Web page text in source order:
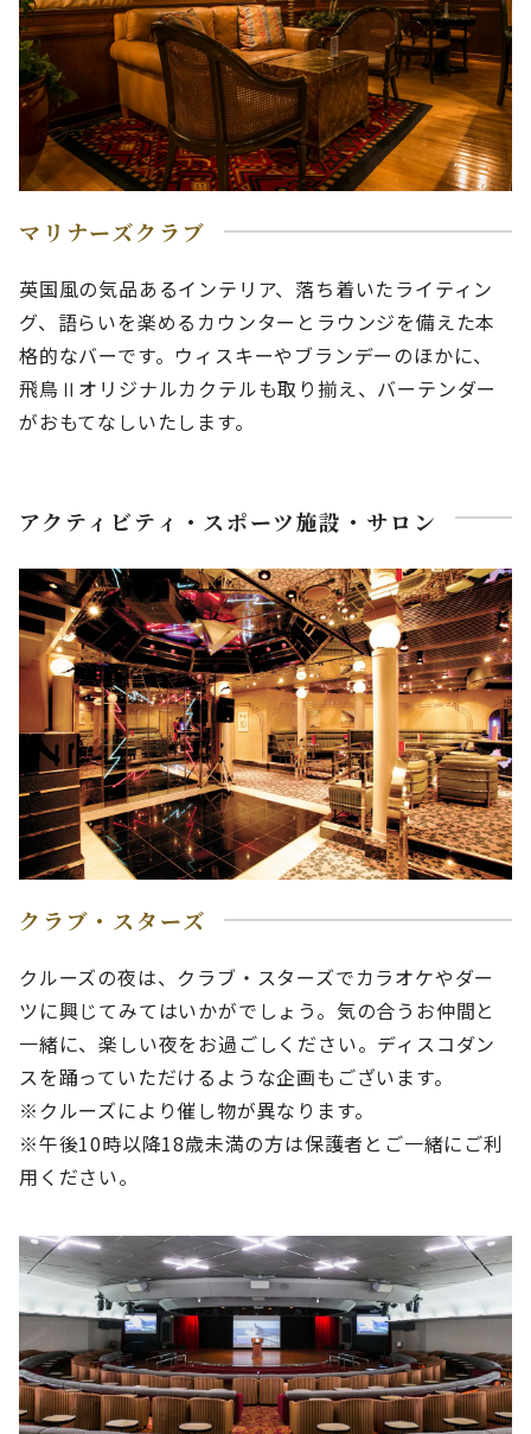
マリナーズクラブ
英国風の気品あるインテリア、落ち着いたライティン
グ、語らいを楽めるカウンターとラウンジを備えた本
格的なバーです。ウィスキーやブランデーのほかに、
飛鳥Ⅱオリジナルカクテルも取り揃え、バーテンダー
がおもてなしいたします。
アクティビティ・スポーツ施設・サロン
クラブ・スターズ
クルーズの夜は、クラブ・スターズでカラオケやダー
ツに興じてみてはいかがでしょう。気の合うお仲間と
一緒に、楽しい夜をお過ごしください。ディスコダン
スを踊っていただけるような企画もございます。
※クルーズにより催し物が異なります。
※午後10時以降18歳未満の方は保護者とご一緒にご利
用ください。